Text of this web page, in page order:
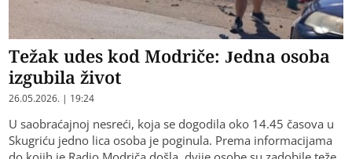
Težak udes kod Modriče: Jedna osoba
izgubila život
26.05.2026. | 19:24
U saobraćajnoj nesreći, koja se dogodila oko 14.45 časova u
Skugriću jedno lica osoba je poginula. Prema informacijama